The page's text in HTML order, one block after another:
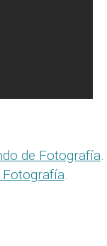
de Fotografía.
Fotografía.